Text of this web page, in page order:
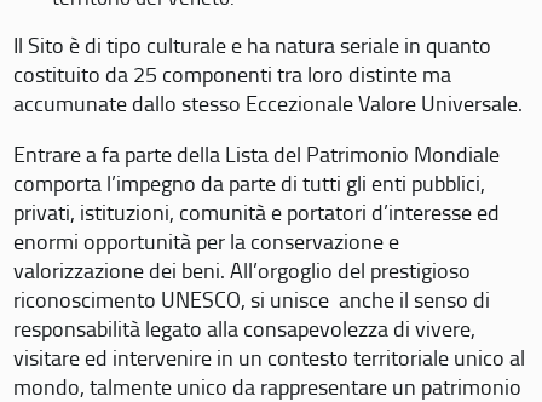
Il Sito è di tipo culturale e ha natura seriale in quanto
costituito da 25 componenti tra loro distinte ma
accumunate dallo stesso Eccezionale Valore Universale.
Entrare a fa parte della Lista del Patrimonio Mondiale
comporta l’impegno da parte di tutti gli enti pubblici,
privati, istituzioni, comunità e portatori d’interesse ed
enormi opportunità per la conservazione e
valorizzazione dei beni. All’orgoglio del prestigioso
riconoscimento UNESCO, si unisce anche il senso di
responsabilità legato alla consapevolezza di vivere,
visitare ed intervenire in un contesto territoriale unico al
mondo, talmente unico da rappresentare un patrimonio